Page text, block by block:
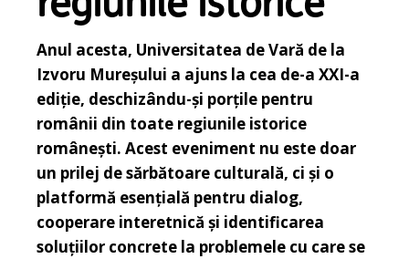
Anul acesta, Universitatea de Vară de la
Izvoru Mureșului a ajuns la cea de-a XXI-a
ediție, deschizându-și porțile pentru
românii din toate regiunile istorice
românești. Acest eveniment nu este doar
un prilej de sărbătoare culturală, ci și o
platformă esențială pentru dialog,
cooperare interetnică și identificarea
soluțiilor concrete la problemele cu care se